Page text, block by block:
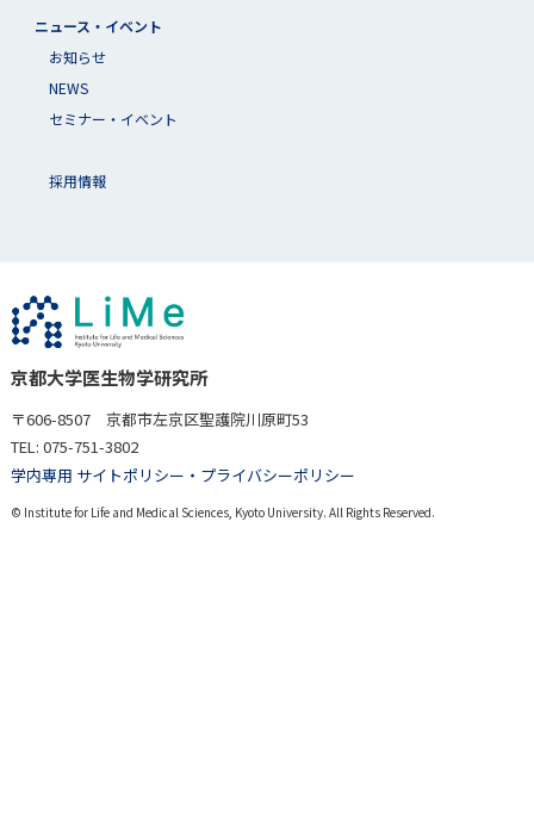
ニュース・イベント
お知らせ
NEWS
セミナー・イベント
採用情報
京都大学医生物学研究所
〒606-8507 京都市左京区聖護院川原町53
TEL: 075-751-3802
学内専用 サイトポリシー・プライバシーポリシー
© Institute for Life and Medical Sciences, Kyoto University. All Rights Reserved.